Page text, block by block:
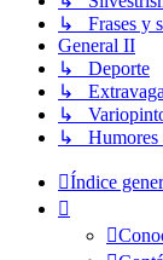
↳ Frases y
General II
↳ Deporte
↳
↳
↳ Humores
Índice